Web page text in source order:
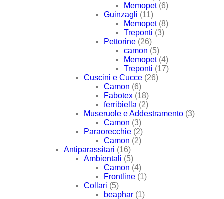
Memopet (6)
Guinzagli (11)
Memopet (8)
Treponti (3)
Pettorine (26)
camon (5)
Memopet (4)
Treponti (17)
Cuscini e Cucce (26)
Camon (6)
Fabotex (18)
ferribiella (2)
Museruole e Addestramento (3)
Camon (3)
Paraorecchie (2)
Camon (2)
Antiparassitari (16)
Ambientali (5)
Camon (4)
Frontline (1)
Collari (5)
beaphar (1)